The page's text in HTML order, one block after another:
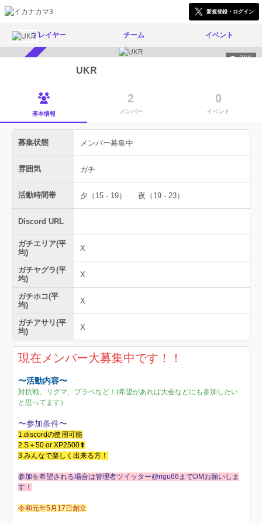
新規登録・ログイン
プレイヤー チーム イベント
766
UKR
基本情報
2
メンバー
0
イベント
募集状態 メンバー募集中
雰囲気 ガチ
活動時間帯 夕（15 - 19） 夜（19 - 23）
Discord URL
ガチエリア(平
均)
X
ガチヤグラ(平
均)
X
ガチホコ(平
均)
X
ガチアサリ(平
均)
X
現在メンバー大募集中です！！
〜活動内容〜
対抗戦、リグマ、プラベなど！(希望があれば大会などにも参加したい
と思ってます）
〜参加条件〜
1.discordの使用可能
2.S＋50 or XP2500⬆︎
3.みんなで楽しく出来る方！
参加を希望される場合は管理者ツイッター@rigu66までDMお願いしま
す！
令和元年5月17日創立